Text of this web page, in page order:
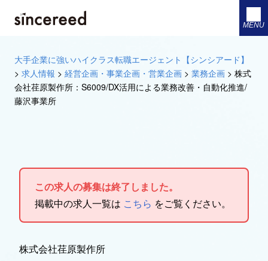
MENU
大手企業に強いハイクラス転職エージェント【シンシアード】
> 求人情報 > 経営企画・事業企画・営業企画 > 業務企画 > 株式
会社荏原製作所：S6009/DX活用による業務改善・自動化推進/
藤沢事業所
この求人の募集は終了しました。
掲載中の求人一覧は こちら をご覧ください。
株式会社荏原製作所